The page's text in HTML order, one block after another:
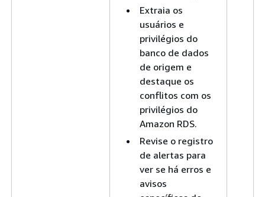
Extraia os
usuários e
privilégios do
banco de dados
de origem e
destaque os
conflitos com os
privilégios do
Amazon RDS.
Revise o registro
de alertas para
ver se há erros e
avisos